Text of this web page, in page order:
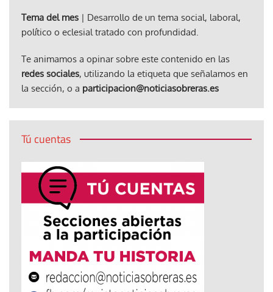
Tema del mes | Desarrollo de un tema social, laboral,
político o eclesial tratado con profundidad.
Te animamos a opinar sobre este contenido en las
redes sociales, utilizando la etiqueta que señalamos en
la sección, o a participacion@noticiasobreras.es
Tú cuentas